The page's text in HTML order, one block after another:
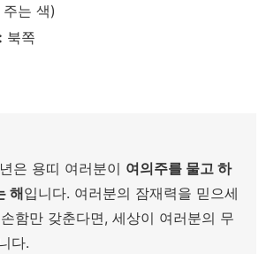
는 색)
북쪽
은 용띠 여러분이 여의주를 물고 하
해입니다. 여러분의 잠재력을 믿으세
함만 갖춘다면, 세상이 여러분의 무
다.